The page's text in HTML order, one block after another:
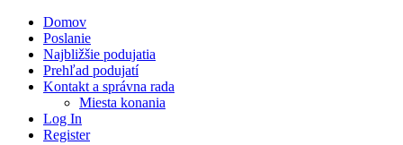
Domov
Poslanie
Najbližšie podujatia
Prehľad podujatí
Kontakt a správna rada
Miesta konania
Log In
Register